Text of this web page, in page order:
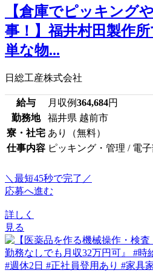
【倉庫でピッキング
事！】福井村田製作
単な物...
日総工産株式会社
給与 月収例364,684円
勤務地
福井県 越前市
寮・社宅 あり（無料）
仕事内容 ピッキング・管理 / 電
＼最短45秒で完了／
応募へ進む
詳しく
見る